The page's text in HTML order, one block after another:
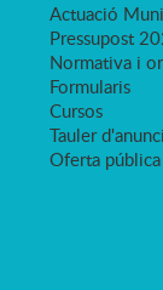
Actuació
Pressupost
Normativa i
Formularis
Cursos
Tauler
Oferta